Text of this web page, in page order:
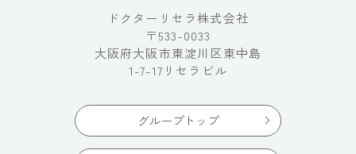
ドクターリセラ株式会社
〒533-0033
大阪府大阪市東淀川区東中島
1-7-17リセラビル
グループトップ